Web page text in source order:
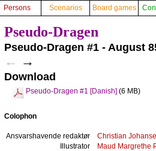
Persons Scenarios Board games
Pseudo-Dragen
Pseudo-Dragen #1 - August
← →
Download
Pseudo-Dragen #1 [Danish] (6 MB)
Colophon
Ansvarshavende redaktør
Christian
Illustrator
Maud Margrethe